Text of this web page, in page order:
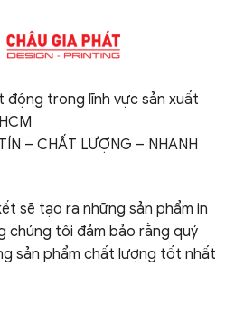
trong lĩnh vực sản xuất
– CHẤT LƯỢNG – NHANH
sẽ tạo ra những sản phẩm in
chúng tôi đảm bảo rằng quý
sản phẩm chất lượng tốt nhất